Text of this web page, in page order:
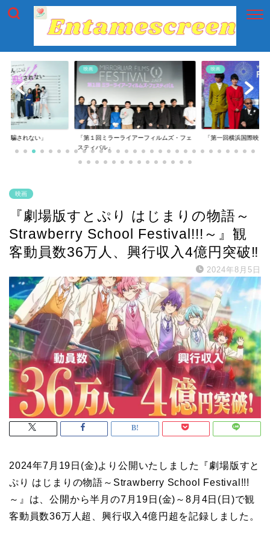
は騙されない」
映画
「第１回ミラーライアーフィルムズ・フェ
スティバル」
映画
「第一回横浜国際映画
映画
『劇場版すとぷり はじまりの物語～
Strawberry School Festival!!!～』観
客動員数36万人、興行収入4億円突破‼
2024年8月5日
2024年7月19日(金)より公開いたしました『劇場版すと
ぷり はじまりの物語～Strawberry School Festival!!!
～』は、公開から半月の7月19日(金)～8月4日(日)で観
客動員数36万人超、興行収入4億円超を記録しました。